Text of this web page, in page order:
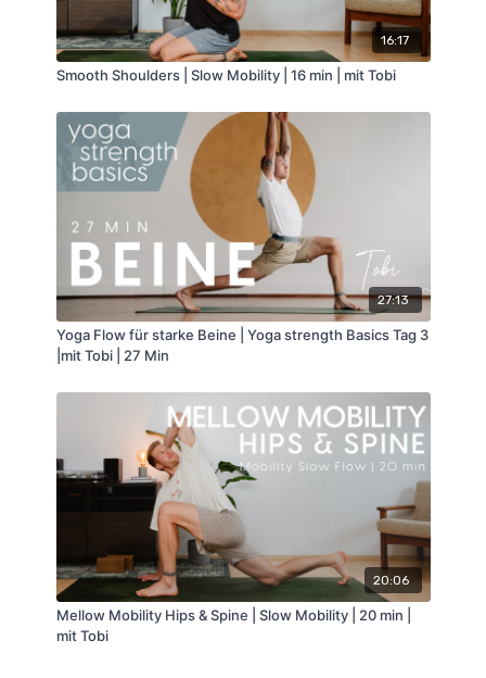
16:17
Smooth Shoulders | Slow Mobility | 16 min | mit Tobi
27:13
Yoga Flow für starke Beine | Yoga strength Basics Tag 3
|mit Tobi | 27 Min
20:06
Mellow Mobility Hips & Spine | Slow Mobility | 20 min |
mit Tobi